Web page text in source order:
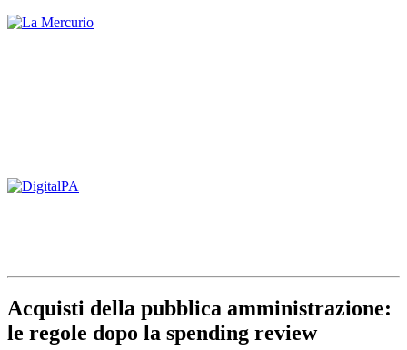
Acquisti della pubblica amministrazione:
le regole dopo la spending review